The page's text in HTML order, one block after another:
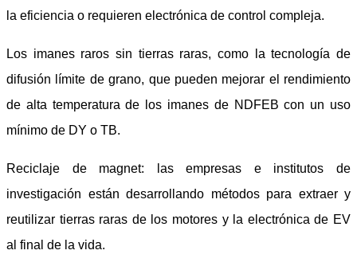
la eficiencia o requieren electrónica de control compleja.
Los imanes raros sin tierras raras, como la tecnología de
difusión límite de grano, que pueden mejorar el rendimiento
de alta temperatura de los imanes de NDFEB con un uso
mínimo de DY o TB.
Reciclaje de magnet: las empresas e institutos de
investigación están desarrollando métodos para extraer y
reutilizar tierras raras de los motores y la electrónica de EV
al final de la vida.